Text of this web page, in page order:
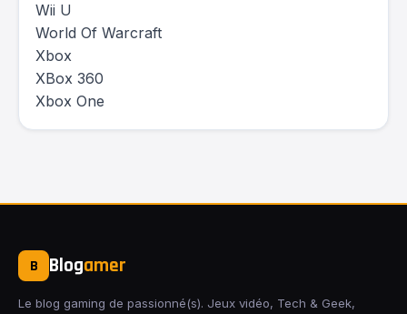
Wii U
World Of Warcraft
Xbox
XBox 360
Xbox One
B Blogamer
Le blog gaming de passionné(s). Jeux vidéo, Tech & Geek,